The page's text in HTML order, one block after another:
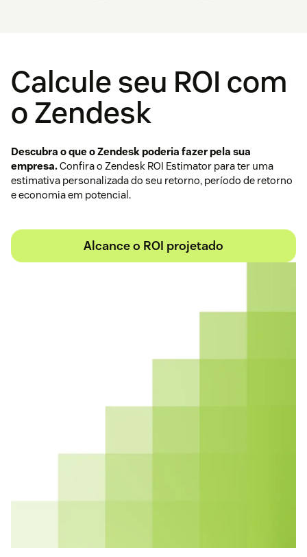
Calcule seu ROI com
o Zendesk
Descubra o que o Zendesk poderia fazer pela sua
empresa.Confira o Zendesk ROI Estimator para ter uma
estimativa personalizada do seu retorno, período de retorno
e economia em potencial.
Alcance o ROI projetado